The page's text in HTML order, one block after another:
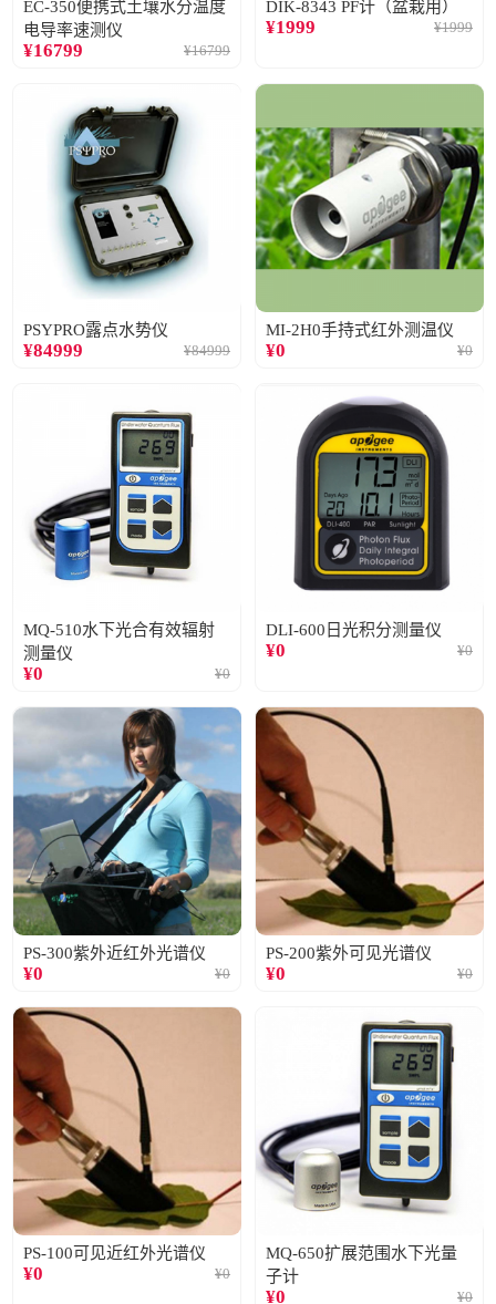
EC-350便携式土壤水分温度
电导率速测仪
¥16799 ¥16799
DIK-8343 PF计（盆栽用）
¥1999 ¥1999
PSYPRO露点水势仪
¥84999 ¥84999
MI-2H0手持式红外测温仪
¥0 ¥0
MQ-510水下光合有效辐射
测量仪
¥0 ¥0
DLI-600日光积分测量仪
¥0 ¥0
PS-300紫外近红外光谱仪
¥0 ¥0
PS-200紫外可见光谱仪
¥0 ¥0
PS-100可见近红外光谱仪
¥0 ¥0
MQ-650扩展范围水下光量
子计
¥0 ¥0